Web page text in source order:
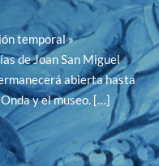
temporal »
de Joan San Miguel
abierta hasta
y el museo. […]